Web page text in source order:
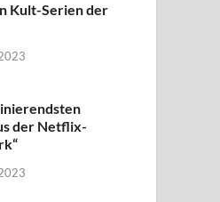
Kult-Serien der
der Netflix-